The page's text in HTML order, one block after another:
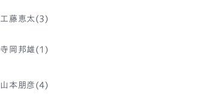
工藤恵太(3)
寺岡邦雄(1)
山本朋彦(4)